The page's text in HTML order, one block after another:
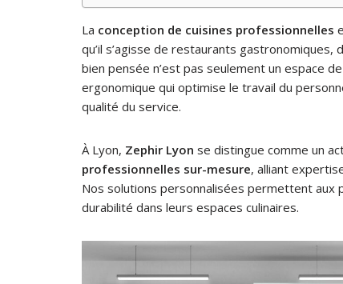
La conception de cuisines professionnelles
qu’il s’agisse de restaurants
bien pensée n’est pas seulement un espace
ergonomique qui optimise le travail du
qualité du service.
À Lyon, Zephir Lyon se distingue comme un
professionnelles sur-mesure, alliant
Nos solutions personnalisées permettent aux
durabilité dans leurs espaces culinaires.